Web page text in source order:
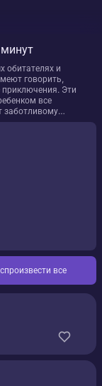
обитателях и
говорить,
Эти
все
заботливому
все